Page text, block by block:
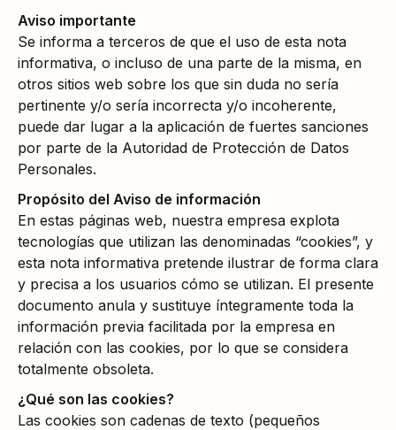
Aviso importante
Se informa a terceros de que el uso de esta nota
informativa, o incluso de una parte de la misma, en
otros sitios web sobre los que sin duda no sería
pertinente y/o sería incorrecta y/o incoherente,
puede dar lugar a la aplicación de fuertes sanciones
por parte de la Autoridad de Protección de Datos
Personales.
Propósito del Aviso de información
En estas páginas web, nuestra empresa explota
tecnologías que utilizan las denominadas “cookies”, y
esta nota informativa pretende ilustrar de forma clara
y precisa a los usuarios cómo se utilizan. El presente
documento anula y sustituye íntegramente toda la
información previa facilitada por la empresa en
relación con las cookies, por lo que se considera
totalmente obsoleta.
¿Qué son las cookies?
Las cookies son cadenas de texto (pequeños